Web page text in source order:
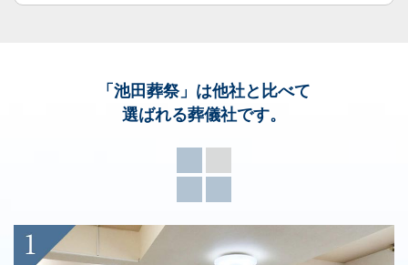
「池田葬祭」 は他社と比べて
選ばれる葬儀社です。